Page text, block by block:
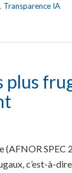
, Transparence IA
plus
SPEC
c’est-à-